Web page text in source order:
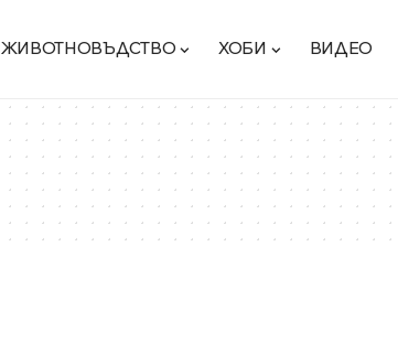
ЖИВОТНОВЪДСТВО ХОБИ ВИДЕО